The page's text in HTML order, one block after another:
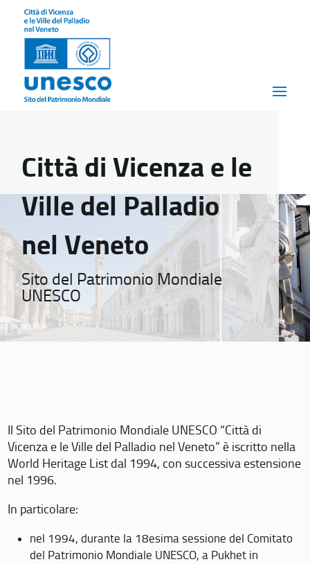
Città di Vicenza e le
Ville del Palladio
nel Veneto
Sito del Patrimonio Mondiale
UNESCO
Il Sito del Patrimonio Mondiale UNESCO “Città di
Vicenza e le Ville del Palladio nel Veneto” è iscritto nella
World Heritage List dal 1994, con successiva estensione
nel 1996.
In particolare:
nel 1994, durante la 18esima sessione del Comitato
del Patrimonio Mondiale UNESCO, a Pukhet in